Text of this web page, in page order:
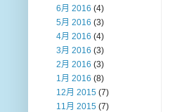
6月 2016 (4)
5月 2016 (3)
4月 2016 (4)
3月 2016 (3)
2月 2016 (3)
1月 2016 (8)
12月 2015 (7)
11月 2015 (7)